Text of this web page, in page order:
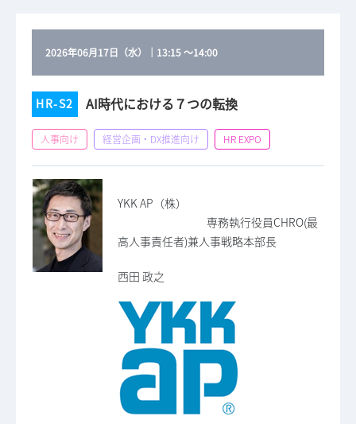
2026年06月17日（水） ｜ 13:15～14:00
HR-S2 AI時代における７つの転換
人事向け 経営企画・DX推進向け HR EXPO
YKK AP（株）
専務執行役員CHRO(最
高人事責任者)兼人事戦略本部長
西田 政之